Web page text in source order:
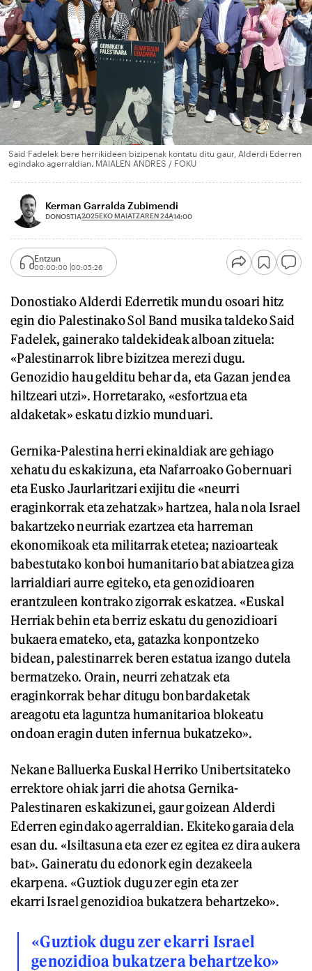
Said Fadelek bere herrikideen bizipenak kontatu ditu gaur, Alderdi Ederren
egindako agerraldian. MAIALEN ANDRES / FOKU
Kerman Garralda Zubimendi
DONOSTIA2025EKO MAIATZAREN 24A14:00
Entzun
00:00:00 00:05:26
Donostiako Alderdi Ederretik mundu osoari hitz
egin dio Palestinako Sol Band musika taldeko Said
Fadelek, gainerako taldekideak alboan zituela:
«Palestinarrok libre bizitzea merezi dugu.
Genozidio hau gelditu behar da, eta Gazan jendea
hiltzeari utzi». Horretarako, «esfortzua eta
aldaketak» eskatu dizkio munduari.
Gernika-Palestina herri ekinaldiak are gehiago
xehatu du eskakizuna, eta Nafarroako Gobernuari
eta Eusko Jaurlaritzari exijitu die «neurri
eraginkorrak eta zehatzak» hartzea, hala nola Israel
bakartzeko neurriak ezartzea eta harreman
ekonomikoak eta militarrak etetea; nazioarteak
babestutako konboi humanitario bat abiatzea giza
larrialdiari aurre egiteko, eta genozidioaren
erantzuleen kontrako zigorrak eskatzea. «Euskal
Herriak behin eta berriz eskatu du genozidioari
bukaera emateko, eta, gatazka konpontzeko
bidean, palestinarrek beren estatua izango dutela
bermatzeko. Orain, neurri zehatzak eta
eraginkorrak behar ditugu bonbardaketak
areagotu eta laguntza humanitarioa blokeatu
ondoan eragin duten infernua bukatzeko».
Nekane Balluerka Euskal Herriko Unibertsitateko
errektore ohiak jarri die ahotsa Gernika-
Palestinaren eskakizunei, gaur goizean Alderdi
Ederren egindako agerraldian. Ekiteko garaia dela
esan du. «Isiltasuna eta ezer ez egitea ez dira aukera
bat». Gaineratu du edonork egin dezakeela
ekarpena. «Guztiok dugu zer egin eta zer
ekarri Israel genozidioa bukatzera behartzeko».
«Guztiok dugu zer ekarri Israel
genozidioa bukatzera behartzeko»